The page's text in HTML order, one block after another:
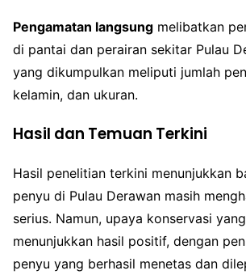
Pengamatan langsung melibatkan
di pantai dan perairan sekitar Pulau
yang dikumpulkan meliputi jumlah
kelamin, dan ukuran.
Hasil dan Temuan Terkini
Hasil penelitian terkini menunjukkan
penyu di Pulau Derawan masih
serius. Namun, upaya konservasi
menunjukkan hasil positif, dengan
penyu yang berhasil menetas dan